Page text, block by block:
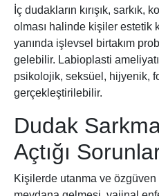
İç dudakların kırışık,
olması halinde kişiler estetik
yanında işlevsel birtakım
gelebilir. Labioplasti
psikolojik, seksüel, hijyenik,
gerçekleştirilebilir.
Dudak
Açtığı
Kişilerde utanma ve özgüven